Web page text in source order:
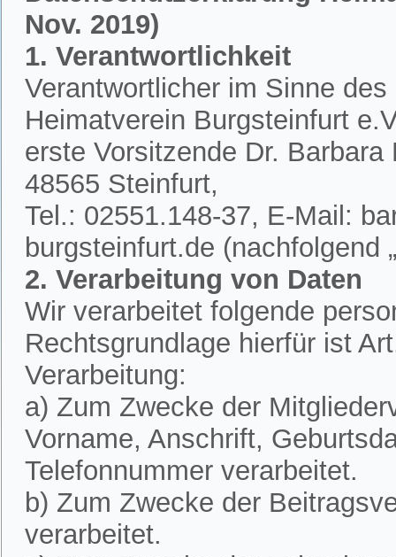
Nov. 2019)
1. Verantwortlichkeit
Verantwortlicher im Sinne
Heimatverein Burgsteinfurt
erste Vorsitzende Dr.
48565 Steinfurt,
Tel.: 02551.148-37, E-Mail:
burgsteinfurt.de (nachfolgend
2. Verarbeitung von Daten
Wir verarbeitet folgende
Rechtsgrundlage hierfür ist
Verarbeitung:
a) Zum Zwecke der
Vorname, Anschrift,
Telefonnummer verarbeitet.
b) Zum Zwecke der
verarbeitet.